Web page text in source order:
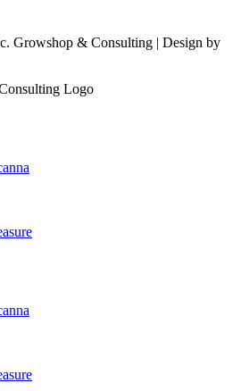
Growshop & Consulting | Design by